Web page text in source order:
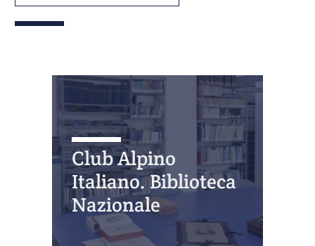
Club Alpino
Italiano. Biblioteca
Nazionale